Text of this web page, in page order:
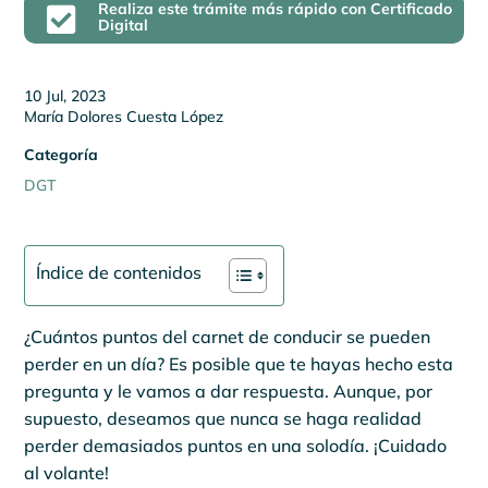

Realiza este trámite más rápido con Certificado
Digital
10 Jul, 2023
María Dolores Cuesta López
Categoría
DGT
Índice de contenidos
¿Cuántos puntos del carnet de conducir se pueden
perder en un día? Es posible que te hayas hecho esta
pregunta y le vamos a dar respuesta. Aunque, por
supuesto, deseamos que nunca se haga realidad
perder demasiados puntos en una solodía. ¡Cuidado
al volante!